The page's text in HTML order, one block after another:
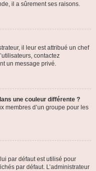
il a sûrement ses raisons.
il leur est attribué un chef
contactez
un message privé.
une couleur différente ?
membres d’un groupe pour les
par défaut est utilisé pour
par défaut. L’administrateur